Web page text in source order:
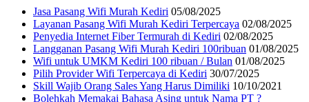
Jasa Pasang Wifi Murah Kediri 05/08/2025
Layanan Pasang Wifi Murah Kediri Terpercaya 02/08/2025
Penyedia Internet Fiber Termurah di Kediri 02/08/2025
Langganan Pasang Wifi Murah Kediri 100ribuan 01/08/2025
Wifi untuk UMKM Kediri 100 ribuan / Bulan 01/08/2025
Pilih Provider Wifi Terpercaya di Kediri 30/07/2025
Skill Wajib Orang Sales Yang Harus Dimiliki 10/10/2021
Bolehkah Memakai Bahasa Asing untuk Nama PT ?